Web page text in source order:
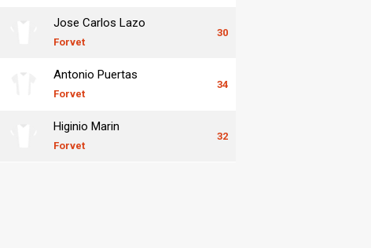
Jose Carlos Lazo
Forvet
30
Antonio Puertas
Forvet
34
Higinio Marin
Forvet
32